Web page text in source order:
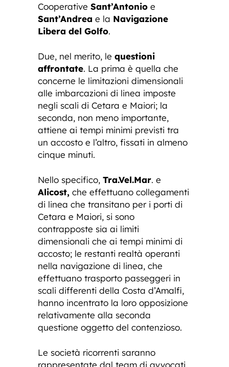
Cooperative Sant’Antonio e
Sant’Andrea e la Navigazione
Libera del Golfo.
Due, nel merito, le questioni
affrontate. La prima è quella che
concerne le limitazioni dimensionali
alle imbarcazioni di linea imposte
negli scali di Cetara e Maiori; la
seconda, non meno importante,
attiene ai tempi minimi previsti tra
un accosto e l’altro, fissati in almeno
cinque minuti.
Nello specifico, Tra.Vel.Mar. e
Alicost, che effettuano collegamenti
di linea che transitano per i porti di
Cetara e Maiori, si sono
contrapposte sia ai limiti
dimensionali che ai tempi minimi di
accosto; le restanti realtà operanti
nella navigazione di linea, che
effettuano trasporto passeggeri in
scali differenti della Costa d’Amalfi,
hanno incentrato la loro opposizione
relativamente alla seconda
questione oggetto del contenzioso.
Le società ricorrenti saranno
rappresentate dal team di avvocati